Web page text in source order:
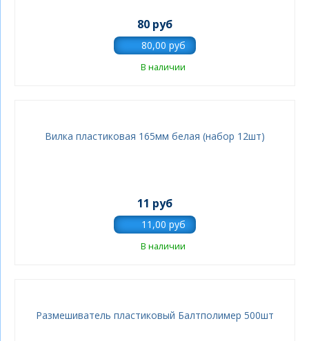
80 руб
В наличии
Вилка пластиковая 165мм белая (набор 12шт)
11 руб
В наличии
Размешиватель пластиковый Балтполимер 500шт